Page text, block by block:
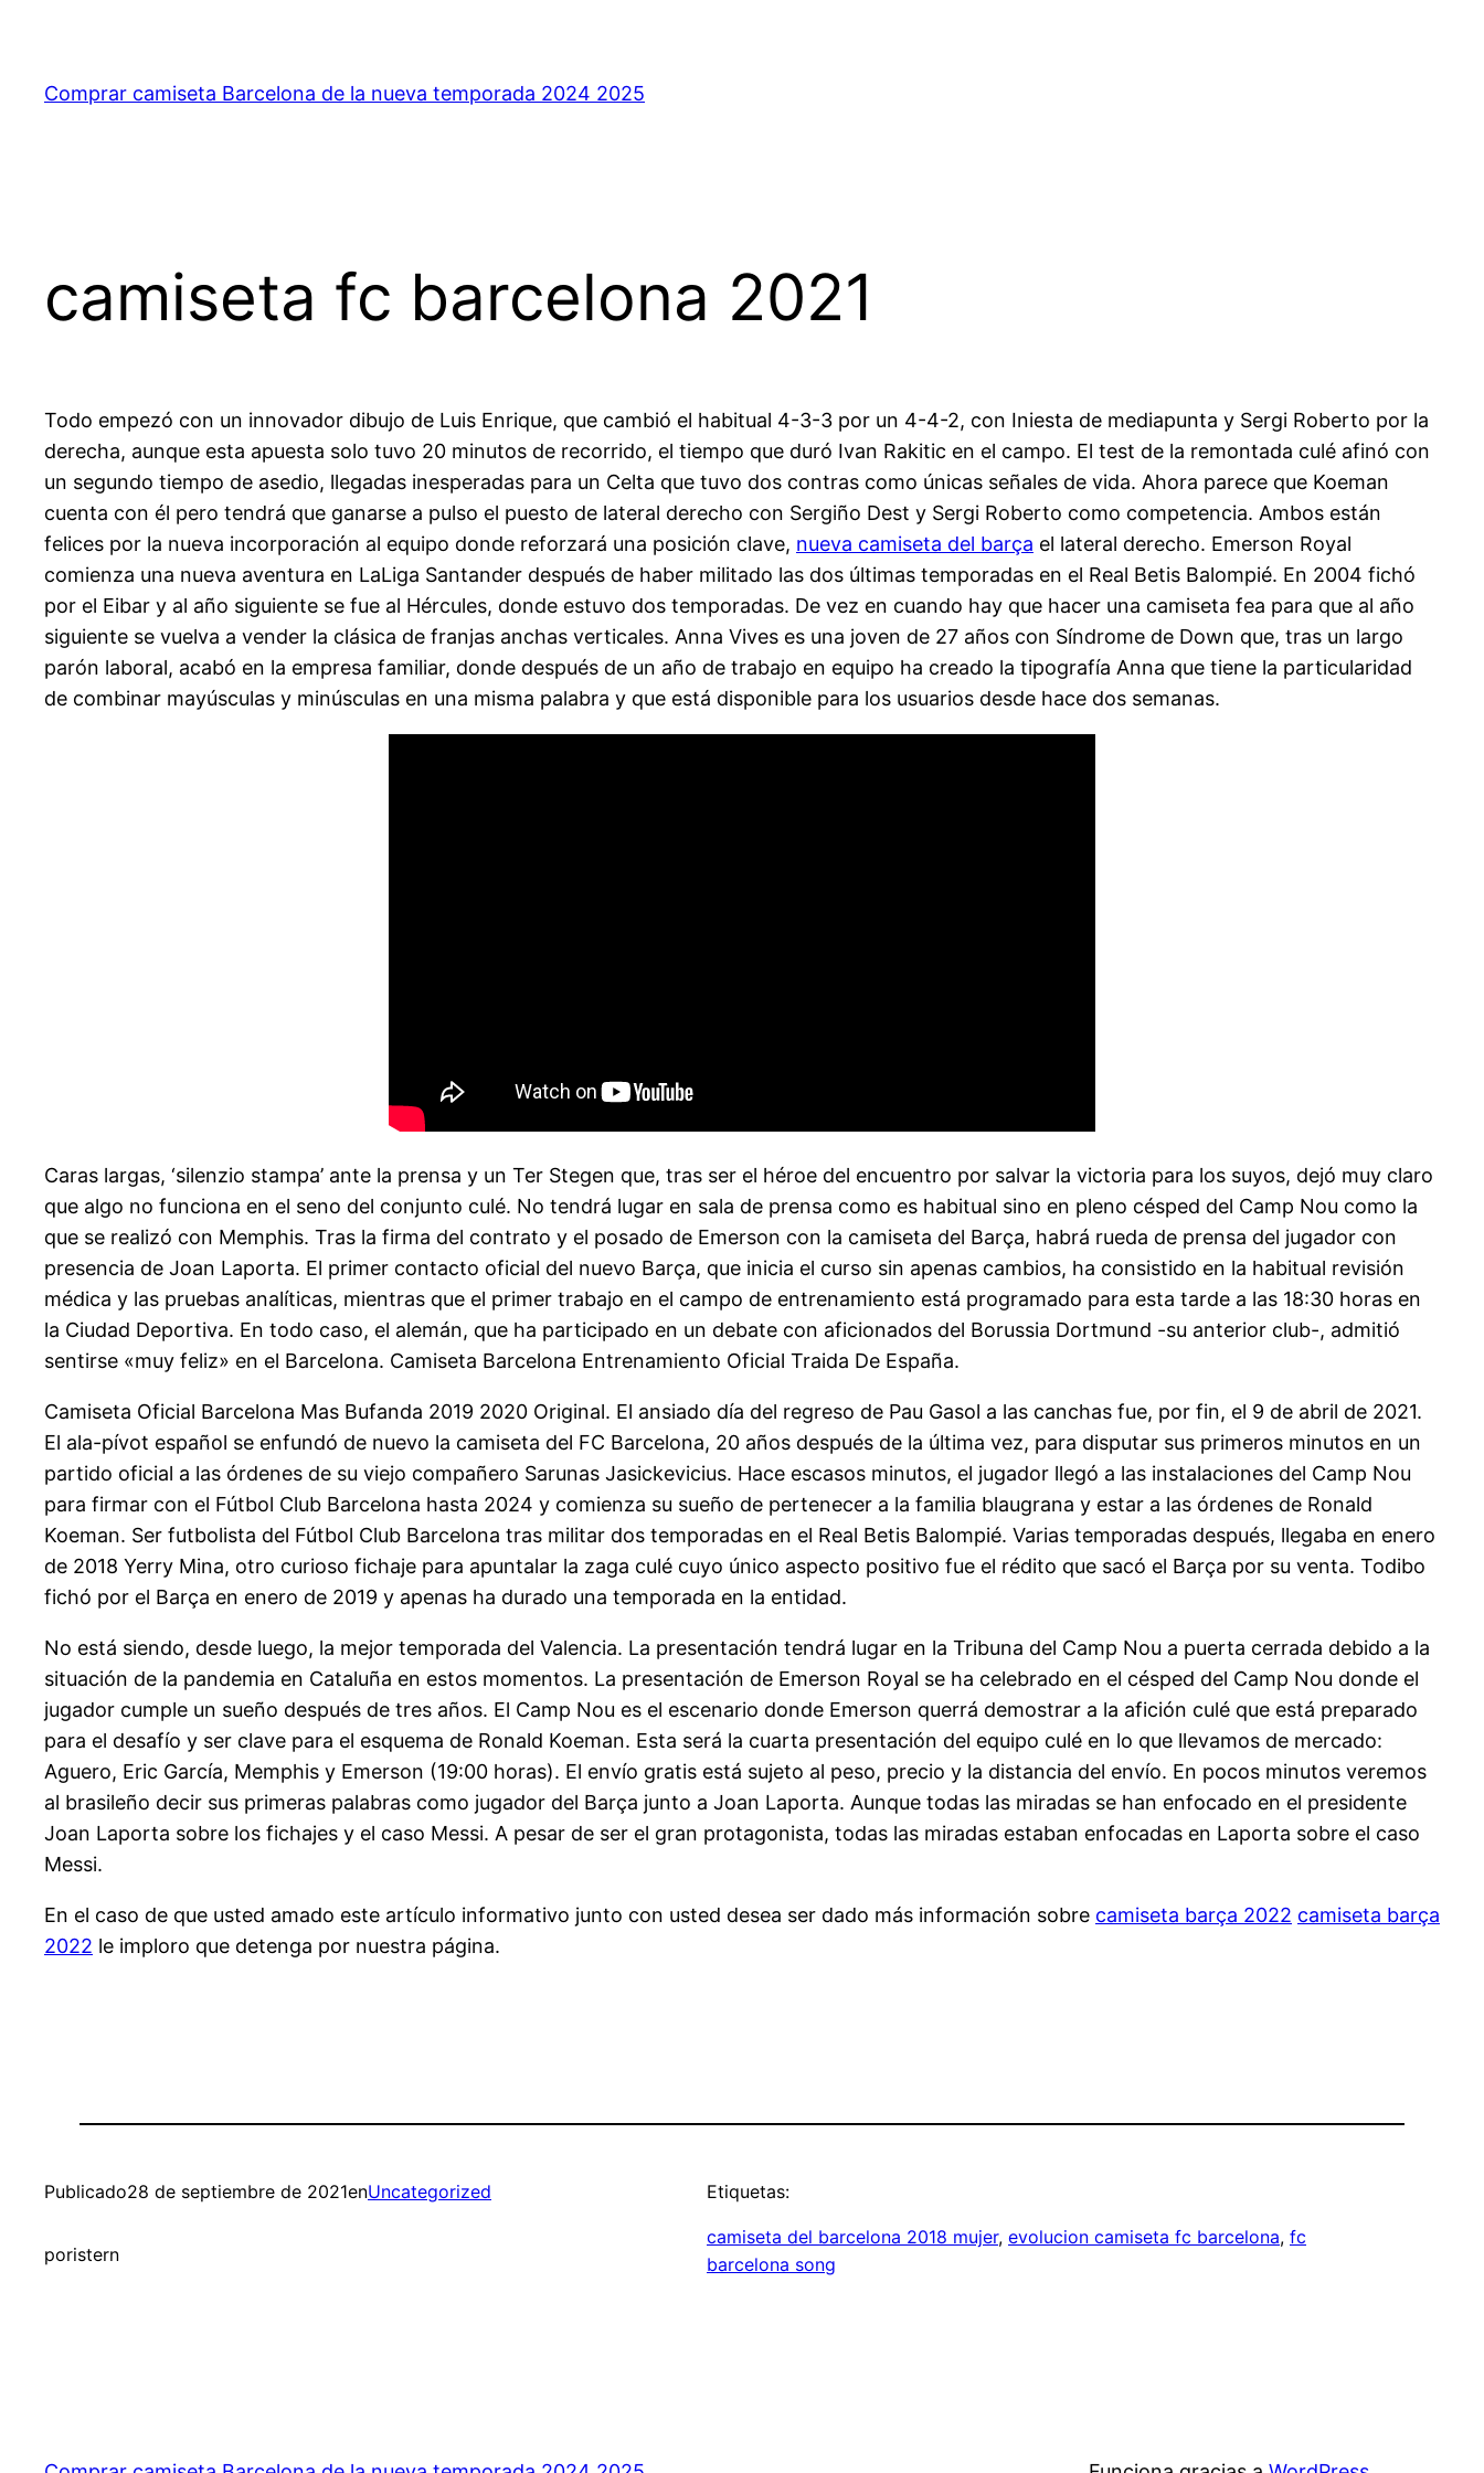
contenido
Comprar camiseta Barcelona de la nueva temporada 2024 2025
camiseta fc barcelona 2021
Todo empezó con un innovador dibujo de Luis Enrique, que cambió el habitual 4-3-3 por un 4-4-2, con Iniesta de mediapunta y Sergi Roberto por la
derecha, aunque esta apuesta solo tuvo 20 minutos de recorrido, el tiempo que duró Ivan Rakitic en el campo. El test de la remontada culé afinó con
un segundo tiempo de asedio, llegadas inesperadas para un Celta que tuvo dos contras como únicas señales de vida. Ahora parece que Koeman
cuenta con él pero tendrá que ganarse a pulso el puesto de lateral derecho con Sergiño Dest y Sergi Roberto como competencia. Ambos están
felices por la nueva incorporación al equipo donde reforzará una posición clave, nueva camiseta del barça el lateral derecho. Emerson Royal
comienza una nueva aventura en LaLiga Santander después de haber militado las dos últimas temporadas en el Real Betis Balompié. En 2004 fichó
por el Eibar y al año siguiente se fue al Hércules, donde estuvo dos temporadas. De vez en cuando hay que hacer una camiseta fea para que al año
siguiente se vuelva a vender la clásica de franjas anchas verticales. Anna Vives es una joven de 27 años con Síndrome de Down que, tras un largo
parón laboral, acabó en la empresa familiar, donde después de un año de trabajo en equipo ha creado la tipografía Anna que tiene la particularidad
de combinar mayúsculas y minúsculas en una misma palabra y que está disponible para los usuarios desde hace dos semanas.
Caras largas, ‘silenzio stampa’ ante la prensa y un Ter Stegen que, tras ser el héroe del encuentro por salvar la victoria para los suyos, dejó muy claro
que algo no funciona en el seno del conjunto culé. No tendrá lugar en sala de prensa como es habitual sino en pleno césped del Camp Nou como la
que se realizó con Memphis. Tras la firma del contrato y el posado de Emerson con la camiseta del Barça, habrá rueda de prensa del jugador con
presencia de Joan Laporta. El primer contacto oficial del nuevo Barça, que inicia el curso sin apenas cambios, ha consistido en la habitual revisión
médica y las pruebas analíticas, mientras que el primer trabajo en el campo de entrenamiento está programado para esta tarde a las 18:30 horas en
la Ciudad Deportiva. En todo caso, el alemán, que ha participado en un debate con aficionados del Borussia Dortmund -su anterior club-, admitió
sentirse «muy feliz» en el Barcelona. Camiseta Barcelona Entrenamiento Oficial Traida De España.
Camiseta Oficial Barcelona Mas Bufanda 2019 2020 Original. El ansiado día del regreso de Pau Gasol a las canchas fue, por fin, el 9 de abril de 2021.
El ala-pívot español se enfundó de nuevo la camiseta del FC Barcelona, 20 años después de la última vez, para disputar sus primeros minutos en un
partido oficial a las órdenes de su viejo compañero Sarunas Jasickevicius. Hace escasos minutos, el jugador llegó a las instalaciones del Camp Nou
para firmar con el Fútbol Club Barcelona hasta 2024 y comienza su sueño de pertenecer a la familia blaugrana y estar a las órdenes de Ronald
Koeman. Ser futbolista del Fútbol Club Barcelona tras militar dos temporadas en el Real Betis Balompié. Varias temporadas después, llegaba en enero
de 2018 Yerry Mina, otro curioso fichaje para apuntalar la zaga culé cuyo único aspecto positivo fue el rédito que sacó el Barça por su venta. Todibo
fichó por el Barça en enero de 2019 y apenas ha durado una temporada en la entidad.
No está siendo, desde luego, la mejor temporada del Valencia. La presentación tendrá lugar en la Tribuna del Camp Nou a puerta cerrada debido a la
situación de la pandemia en Cataluña en estos momentos. La presentación de Emerson Royal se ha celebrado en el césped del Camp Nou donde el
jugador cumple un sueño después de tres años. El Camp Nou es el escenario donde Emerson querrá demostrar a la afición culé que está preparado
para el desafío y ser clave para el esquema de Ronald Koeman. Esta será la cuarta presentación del equipo culé en lo que llevamos de mercado:
Aguero, Eric García, Memphis y Emerson (19:00 horas). El envío gratis está sujeto al peso, precio y la distancia del envío. En pocos minutos veremos
al brasileño decir sus primeras palabras como jugador del Barça junto a Joan Laporta. Aunque todas las miradas se han enfocado en el presidente
Joan Laporta sobre los fichajes y el caso Messi. A pesar de ser el gran protagonista, todas las miradas estaban enfocadas en Laporta sobre el caso
Messi.
En el caso de que usted amado este artículo informativo junto con usted desea ser dado más información sobre camiseta barça 2022 camiseta barça
2022 le imploro que detenga por nuestra página.
Publicado28 de septiembre de 2021enUncategorized
poristern
Etiquetas:
camiseta del barcelona 2018 mujer, evolucion camiseta fc barcelona, fc
barcelona song